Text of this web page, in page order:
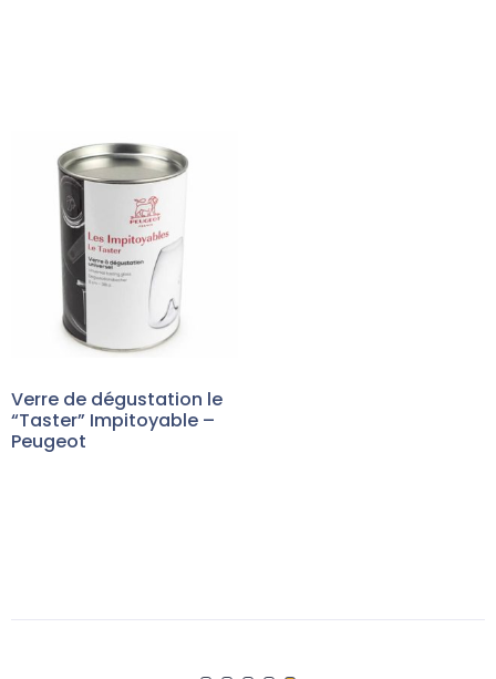
Verre de dégustation le
“Taster” Impitoyable –
Peugeot